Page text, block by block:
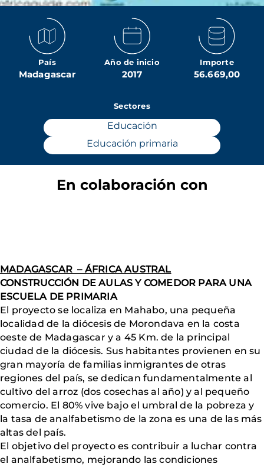
País
Madagascar
Año de inicio
2017
Importe
56.669,00
Sectores
Educación
Educación primaria
En colaboración con
MADAGASCAR – ÁFRICA AUSTRAL
CONSTRUCCIÓN DE AULAS Y COMEDOR PARA UNA
ESCUELA DE PRIMARIA
El proyecto se localiza en Mahabo, una pequeña
localidad de la diócesis de Morondava en la costa
oeste de Madagascar y a 45 Km. de la principal
ciudad de la diócesis. Sus habitantes provienen en su
gran mayoría de familias inmigrantes de otras
regiones del país, se dedican fundamentalmente al
cultivo del arroz (dos cosechas al año) y al pequeño
comercio. El 80% vive bajo el umbral de la pobreza y
la tasa de analfabetismo de la zona es una de las más
altas del país.
El objetivo del proyecto es contribuir a luchar contra
el analfabetismo, mejorando las condiciones